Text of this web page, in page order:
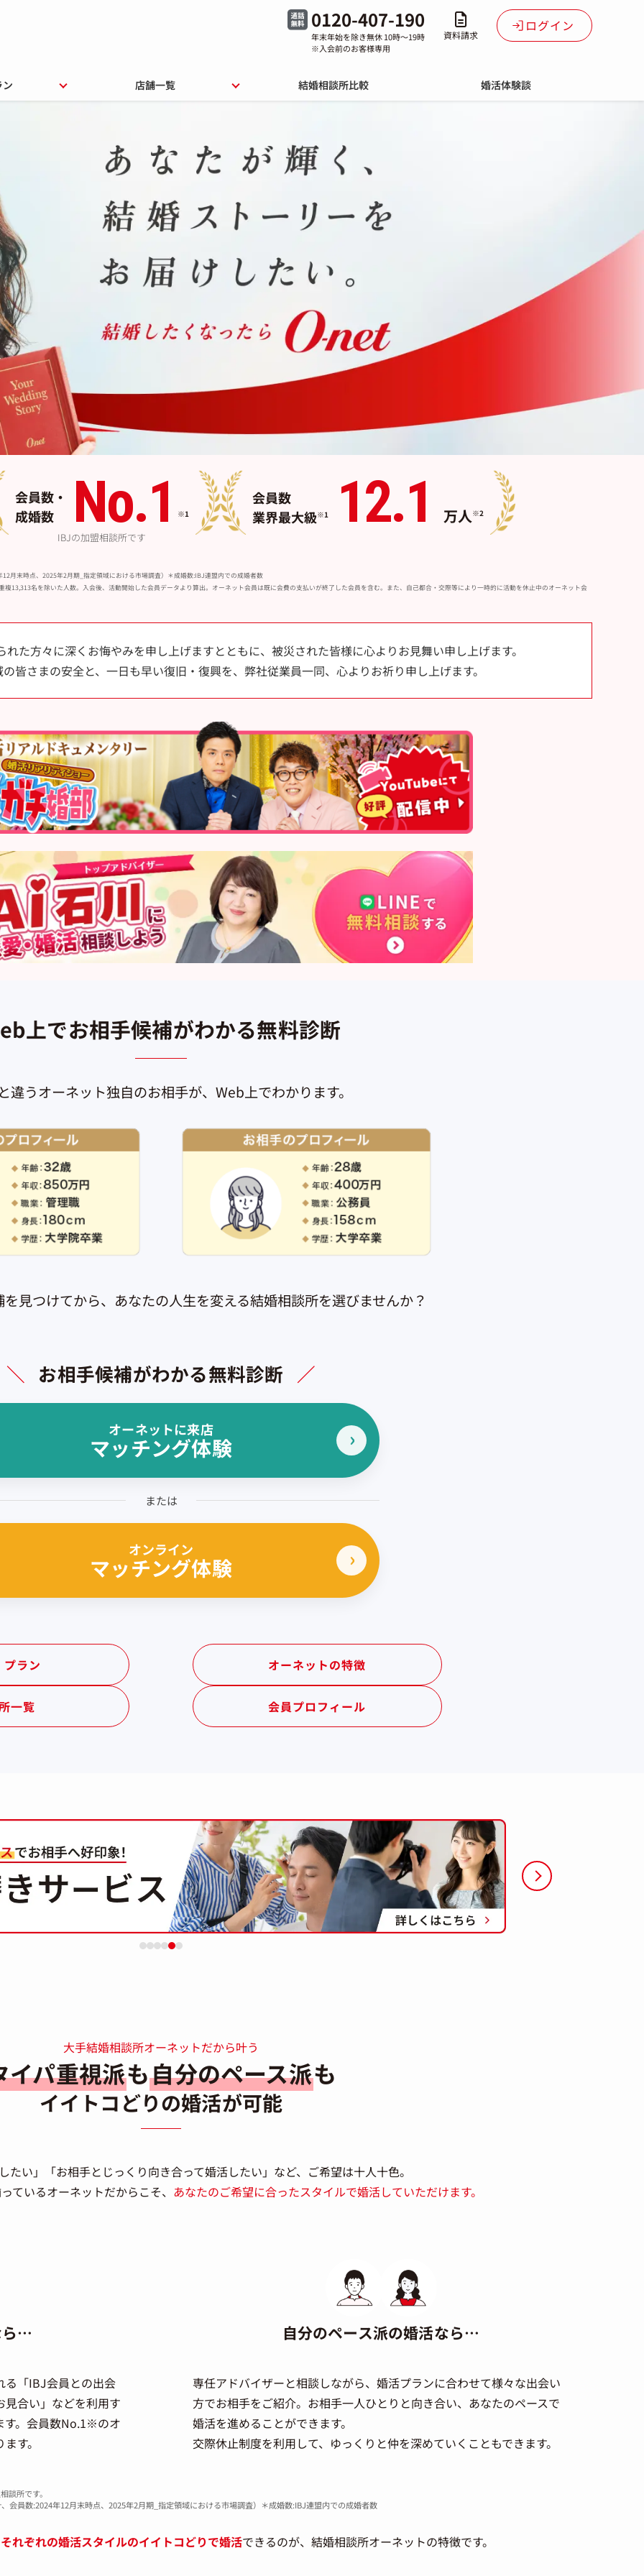
0120-407-190
年末年始を除き無休 10時～19時
※入会前のお客様専用
資料請求
ログイン
店舗一覧 結婚相談所比較 婚活体験談
会員数・
成婚数
No.1 ※1
IBJの加盟相談所です
会員数
業界最大級※1 12.1 万人※2
月末時点、2025年2月期_指定領域における市場調査）＊成婚数:IBJ連盟内での成婚者数
13,313名を除いた人数。入会後、活動開始した会員データより算出。オーネット会員は既に会費の支払いが終了した会員を含む。また、自己都合・交際等により一時的に活動を休止中のオーネット会
た方々に深くお悔やみを申し上げますとともに、被災された皆様に心よりお見舞い申し上げます。
皆さまの安全と、一日も早い復旧・復興を、弊社従業員一同、心よりお祈り申し上げます。
上でお相手候補がわかる無料診断
違うオーネット独自のお相手が、 Web上でわかります。
見つけてから、あなたの人生を変える結婚相談所を選びませんか？
＼ お相手候補がわかる無料診断 ／
オーネットに来店
マッチング体験
または
オンライン
マッチング体験
プラン オーネットの特徴
一覧 会員プロフィール
大手結婚相談所オーネットだから叶う
イパ重視派も自分のペース派も
イイトコどりの婚活が可能
たい」「お相手とじっくり向き合って婚活したい」など、ご希望は十人十色。
ているオーネットだからこそ、 あなたのご希望に合ったスタイルで婚活していただけます。
ら…
る「IBJ会員との出会
合い」などを利用す
す。会員数No.1※のオ
す。
自分のペース派の婚活なら…
専任アドバイザーと相談しながら、婚活プランに合わせて様々な出会い
方でお相手をご紹介。お相手一人ひとりと向き合い、あなたのペースで
婚活を進めることができます。
交際休止制度を利用して、ゆっくりと仲を深めていくこともできます。
談所です。
会員数:2024年12月末時点、2025年2月期_指定領域における市場調査）＊成婚数:IBJ連盟内での成婚者数
それぞれの婚活スタイルのイイトコどりで婚活できるのが、結婚相談所オーネットの特徴です。